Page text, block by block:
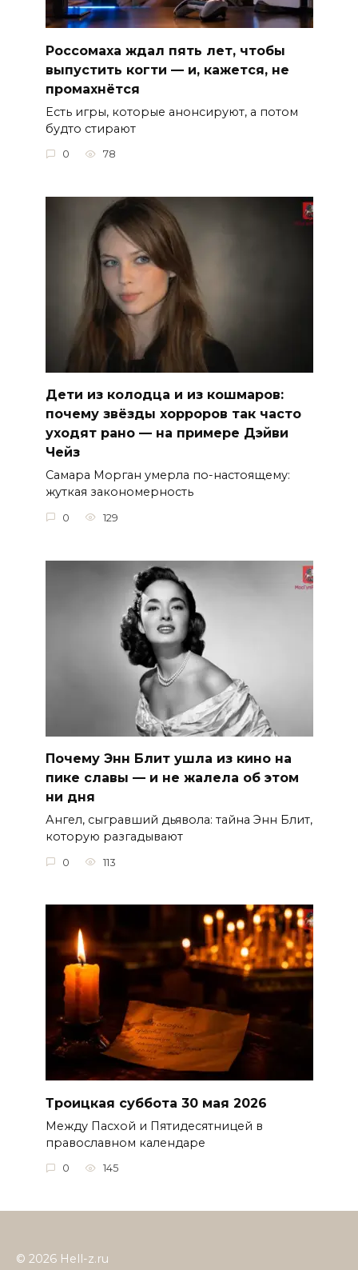
Россомаха ждал пять лет, чтобы
выпустить когти — и, кажется, не
промахнётся
Есть игры, которые анонсируют, а потом
будто стирают
0 78
Дети из колодца и из кошмаров:
почему звёзды хорроров так часто
уходят рано — на примере Дэйви
Чейз
Самара Морган умерла по-настоящему:
жуткая закономерность
0 129
Почему Энн Блит ушла из кино на
пике славы — и не жалела об этом
ни дня
Ангел, сыгравший дьявола: тайна Энн Блит,
которую разгадывают
0 113
Троицкая суббота 30 мая 2026
Между Пасхой и Пятидесятницей в
православном календаре
0 145
© 2026 Hell-z.ru